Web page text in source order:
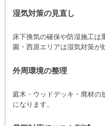
湿気対策の見直し
床下換気の確保や防湿施工は
園・西原エリアは湿気対策が
外周環境の整理
庭木・ウッドデッキ・廃材の
になります。